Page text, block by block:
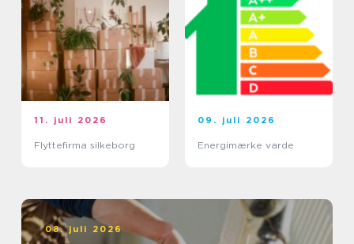
11. juli 2026
Flyttefirma silkeborg
09. juli 2026
Energimærke varde
08. juli 2026